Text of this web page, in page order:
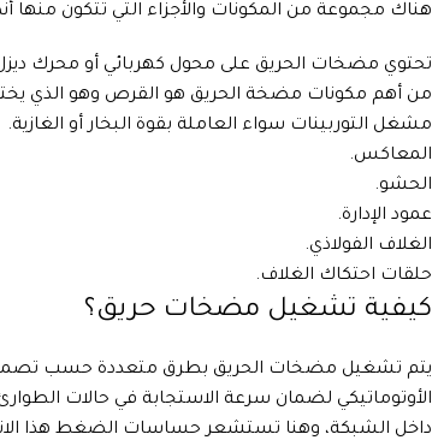
هناك مجموعة من المكونات والأجزاء التي تتكون
تحتوي مضخات الحريق على محول كهربائي أو محرك
من أهم مكونات مضخة الحريق هو القرص وهو الذي
مشغل التوربينات سواء العاملة بقوة البخار أو الغازية.
المعاكس.
الحشو.
عمود الإدارة.
الغلاف الفولاذي.
حلقات احتكاك الغلاف.
كيفية تشغيل مضخات حريق؟
يتم تشغيل مضخات الحريق بطرق متعددة حسب تصميم
الأوتوماتيكي لضمان سرعة الاستجابة في حالات
داخل الشبكة، وهنا تستشعر حساسات الضغط هذا